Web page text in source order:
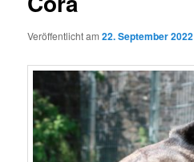
Veröffentlicht am22. September 2022